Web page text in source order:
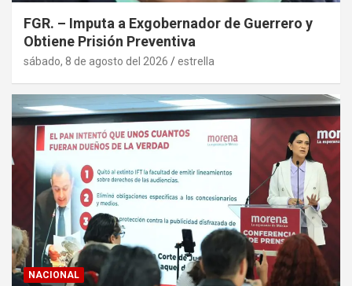
FGR. – Imputa a Exgobernador de Guerrero y
Obtiene Prisión Preventiva
sábado, 8 de agosto del 2026 estrella
NACIONAL